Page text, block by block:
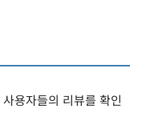
용자들의 리뷰를 확인